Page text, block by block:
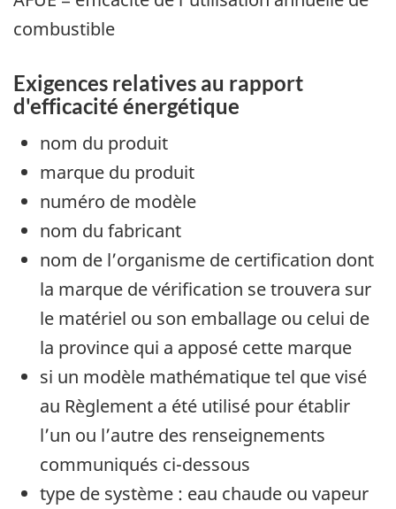
combustible
Exigences relatives au rapport
d'efficacité énergétique
nom du produit
marque du produit
numéro de modèle
nom du fabricant
nom de l’organisme de certification dont
la marque de vérification se trouvera sur
le matériel ou son emballage ou celui de
la province qui a apposé cette marque
si un modèle mathématique tel que visé
au Règlement a été utilisé pour établir
l’un ou l’autre des renseignements
communiqués ci-dessous
type de système : eau chaude ou vapeur